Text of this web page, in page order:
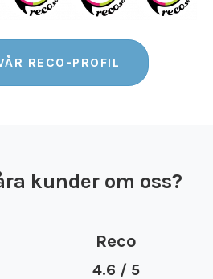
RECO-PROFIL
kunder om oss?
Reco
4.6 / 5